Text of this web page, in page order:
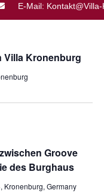
Kronenburg
Groove
des Burghaus
Kronenburg, Germany
E-Mail: